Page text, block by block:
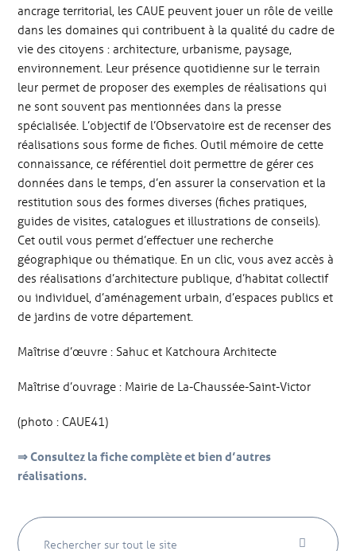
ancrage territorial, les CAUE peuvent jouer un rôle de veille
dans les domaines qui contribuent à la qualité du cadre de
vie des citoyens : architecture, urbanisme, paysage,
environnement. Leur présence quotidienne sur le terrain
leur permet de proposer des exemples de réalisations qui
ne sont souvent pas mentionnées dans la presse
spécialisée. L’objectif de l’Observatoire est de recenser des
réalisations sous forme de fiches. Outil mémoire de cette
connaissance, ce référentiel doit permettre de gérer ces
données dans le temps, d’en assurer la conservation et la
restitution sous des formes diverses (fiches pratiques,
guides de visites, catalogues et illustrations de conseils).
Cet outil vous permet d’effectuer une recherche
géographique ou thématique. En un clic, vous avez accès à
des réalisations d’architecture publique, d’habitat collectif
ou individuel, d’aménagement urbain, d’espaces publics et
de jardins de votre département.
Maîtrise d’œuvre : Sahuc et Katchoura Architecte
Maîtrise d’ouvrage : Mairie de La-Chaussée-Saint-Victor
(photo : CAUE41)
⇒ Consultez la fiche complète et bien d’autres
réalisations.